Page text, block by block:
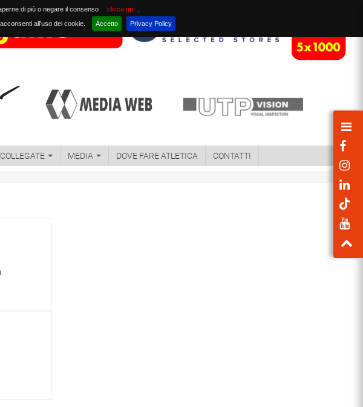
di più o negare il consenso clicca qui
all'uso dei cookie.
Accetto Privacy Policy
MEDIA DOVE FARE ATLETICA CONTATTI